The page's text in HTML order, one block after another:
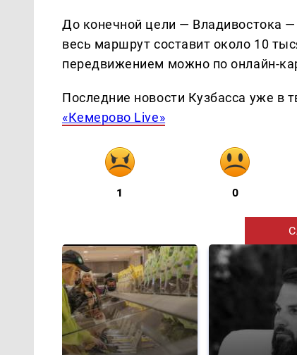
До конечной цели — Владивостока
весь маршрут составит около 10
передвижением можно по онлайн-
Последние новости Кузбасса уже в
«Кемерово Live»
1 0